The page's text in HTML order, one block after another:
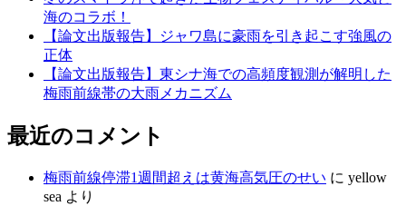
海のコラボ！
【論文出版報告】ジャワ島に豪雨を引き起こす強風の
正体
【論文出版報告】東シナ海での高頻度観測が解明した
梅雨前線帯の大雨メカニズム
最近のコメント
梅雨前線停滞1週間超えは黄海高気圧のせい に yellow
sea より